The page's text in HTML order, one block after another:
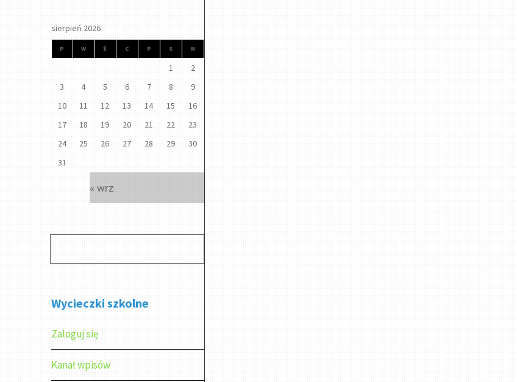
sierpień 2026
P W Ś C P S N
1
2
3
4 5 6 7 8
9
10
11 12 13 14 15
16
17
18 19 20 21 22
23
24
25 26 27 28 29
30
31
« wrz
Wycieczki szkolne
Zaloguj się
Kanał wpisów